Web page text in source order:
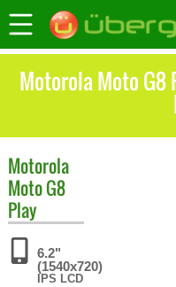
Motorola Moto G8
Motorola
Moto G8
Play
6.2"
(1540x720)
IPS LCD